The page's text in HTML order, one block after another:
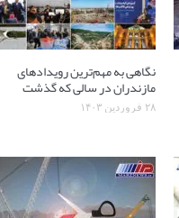
نگاهی به مهم‌‎ترین رویدادهای
مازندران در سالی که گذشت
۲۸ فروردین ۱۴۰۳